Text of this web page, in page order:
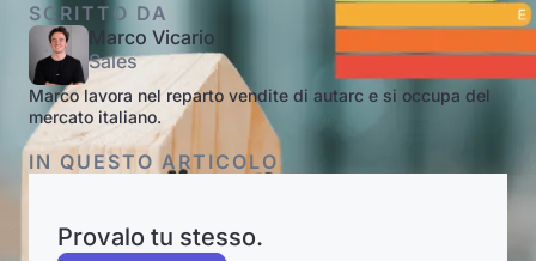
SCRITTO DA
Marco Vicario
Sales
Marco lavora nel reparto vendite di autarc e si occupa del
mercato italiano.
IN QUESTO ARTICOLO
Provalo tu stesso.